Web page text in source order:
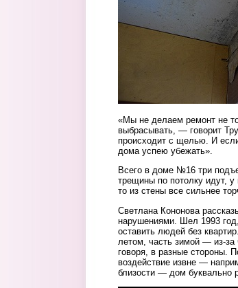
«Мы не делаем ремонт не
выбрасывать, — говорит
происходит с щелью. И
дома успею убежать».
Всего в доме №16 три
трещины по потолку идут, у
то из стены все сильнее
Светлана Кононова
нарушениями. Шел 1993 год,
оставить людей без
летом, часть зимой — из-за
говоря, в разные стороны.
воздействие извне —
близости — дом буквально